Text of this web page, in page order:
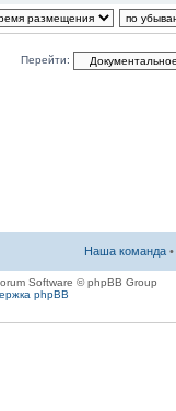
Перейти:
Наша команда •
Software © phpBB Group
phpBB